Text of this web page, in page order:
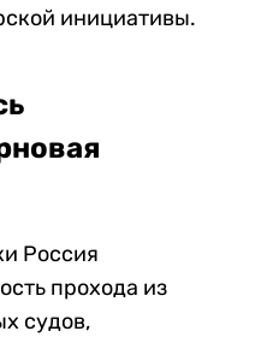
инициативы.
Россия
прохода из
судов,